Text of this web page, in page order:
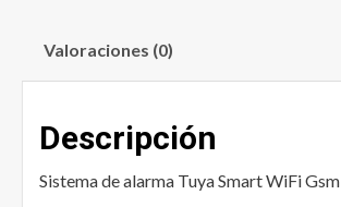
Valoraciones (0)
Descripción
Sistema de alarma Tuya Smart WiFi Gsm